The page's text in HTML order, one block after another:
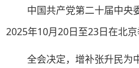
中国共产党第二十届中央
2025年10月20日至23日在北
全会决定，增补张升民为